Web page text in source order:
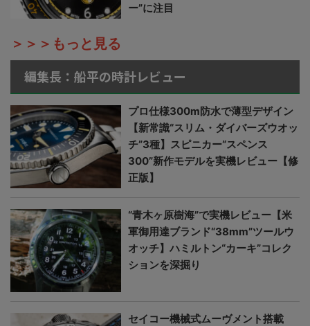
ー”に注目
＞＞＞もっと見る
編集長：船平の時計レビュー
プロ仕様300m防水で薄型デザイン
【新常識“スリム・ダイバーズウオッ
チ”3種】スピニカー“スペンス
300”新作モデルを実機レビュー【修
正版】
“青木ヶ原樹海”で実機レビュー【米
軍御用達ブランド“38mm”ツールウ
オッチ】ハミルトン“カーキ”コレク
ションを深掘り
セイコー機械式ムーヴメント搭載